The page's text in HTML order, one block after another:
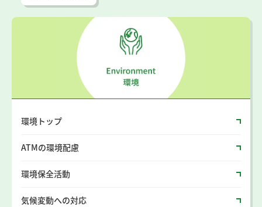
環境トップ
ATMの環境配慮
環境保全活動
気候変動への対応